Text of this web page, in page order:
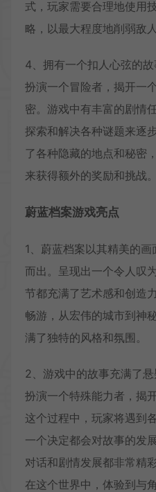
式，玩家需要合理地使用
略，以最大程度地削弱敌
4、拥有一个扣人心弦的
扮演一个冒险者，揭开一
密。游戏中有丰富的剧情
探索和解决各种谜题来逐
了各种隐藏的地点和秘密
来获得额外的奖励和挑战。
蔚蓝档案游戏亮点
1、蔚蓝档案以其精美的
而出。呈现出一个令人叹
节都充满了艺术感和创造
畅游，从宏伟的城市到神
满了独特的风格和氛围。
2、游戏中的故事充满了
扮演一个特殊能力者，揭
这个过程中，玩家将遇到
一个决定都会对故事的发
对话和剧情发展都非常精
在这个世界中，体验到与